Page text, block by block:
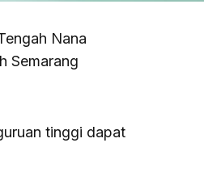
Nana
Semarang
tinggi dapat